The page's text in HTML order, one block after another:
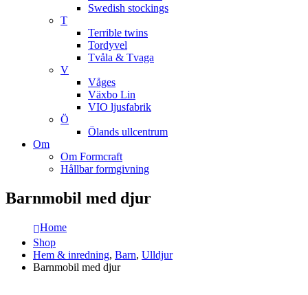
Swedish stockings
T
Terrible twins
Tordyvel
Tvåla & Tvaga
V
Våges
Växbo Lin
VIO ljusfabrik
Ö
Ölands ullcentrum
Om
Om Formcraft
Hållbar formgivning
Barnmobil med djur
Home
Shop
Hem & inredning, Barn, Ulldjur
Barnmobil med djur